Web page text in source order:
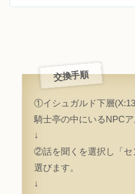
交換手順
①イシュガルド下層
騎士亭の中にいるNPC
↓
②話を聞くを選択し「セ
選びます。
↓